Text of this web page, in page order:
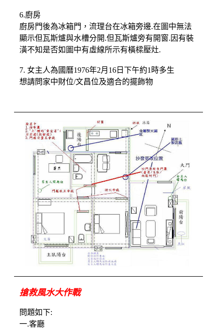
6.廚房
廚房門後為冰箱門，流理台在冰箱旁邊.在圖中無法
顯示但瓦斯爐與水槽分開.但瓦斯爐旁有開窗.因有裝
潢不知是否如圖中有虛線所示有橫樑壓灶.
7. 女主人為國曆1976年2月16日下午約1時多生
想請問家中財位/文昌位及適合的擺飾物
搶救風水大作戰
問題如下:
一.客廳